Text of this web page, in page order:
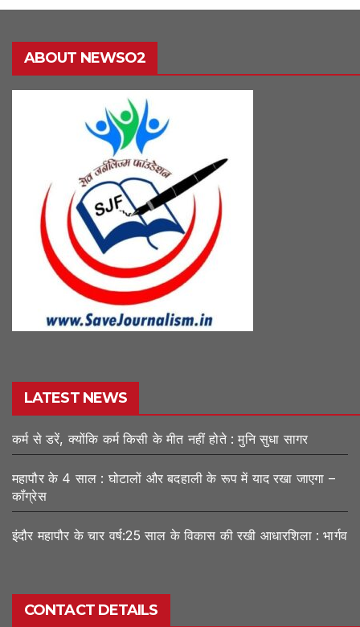
ABOUT NEWSO2
LATEST NEWS
कर्म से डरें, क्योंकि कर्म किसी के मीत नहीं होते : मुनि सुधा सागर
महापौर के 4 साल : घोटालों और बदहाली के रूप में याद रखा जाएगा –
कॉंग्रेस
इंदौर महापौर के चार वर्ष:25 साल के विकास की रखी आधारशिला : भार्गव
CONTACT DETAILS